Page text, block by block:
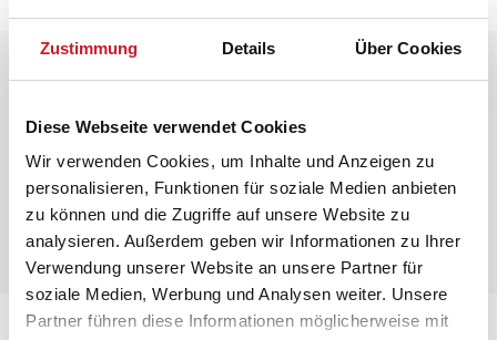
Zustimmung Details Über Cookies
Diese Webseite verwendet Cookies
Wir verwenden Cookies, um Inhalte und Anzeigen zu
personalisieren, Funktionen für soziale Medien anbieten
zu können und die Zugriffe auf unsere Website zu
analysieren. Außerdem geben wir Informationen zu Ihrer
Verwendung unserer Website an unsere Partner für
soziale Medien, Werbung und Analysen weiter. Unsere
Partner führen diese Informationen möglicherweise mit
Raumaufteilung